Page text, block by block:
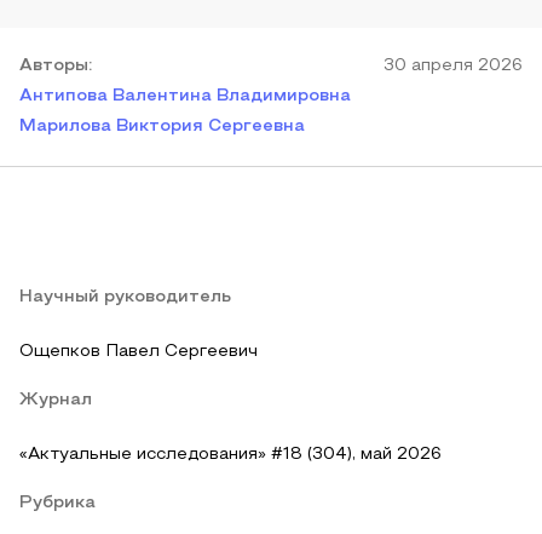
Авторы:
Антипова Валентина Владимировна
Марилова Виктория Сергеевна
30 апреля 2026
Научный руководитель
Ощепков Павел Сергеевич
Журнал
«Актуальные исследования» #18 (304), май 2026
Рубрика